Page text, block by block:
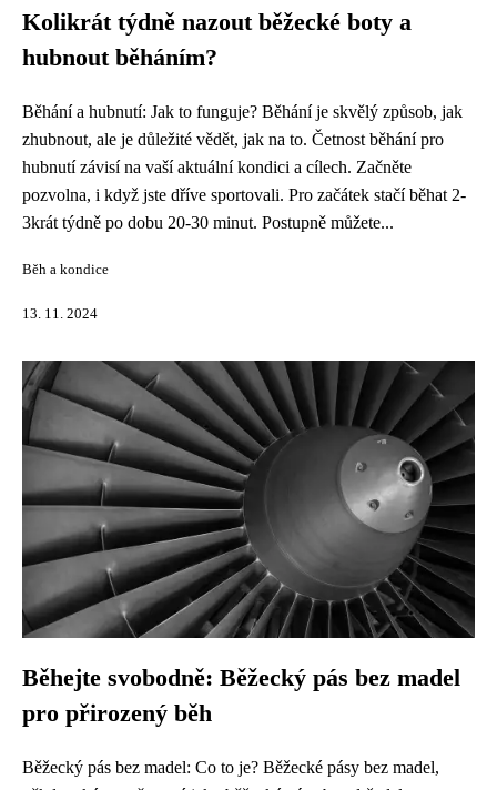
Kolikrát týdně nazout běžecké boty a
hubnout běháním?
Běhání a hubnutí: Jak to funguje? Běhání je skvělý způsob, jak
zhubnout, ale je důležité vědět, jak na to. Četnost běhání pro
hubnutí závisí na vaší aktuální kondici a cílech. Začněte
pozvolna, i když jste dříve sportovali. Pro začátek stačí běhat 2-
3krát týdně po dobu 20-30 minut. Postupně můžete...
Běh a kondice
13. 11. 2024
Běhejte svobodně: Běžecký pás bez madel
pro přirozený běh
Běžecký pás bez madel: Co to je? Běžecké pásy bez madel,